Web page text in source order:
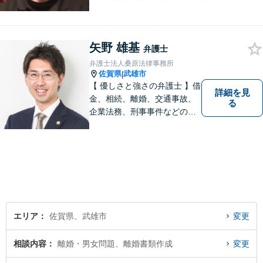
法書士などとも連携しワンス
トップで解決。難事件には他
弁護士と協力も。元調停委
員。
矢野 雄基 弁護士
弁護士法人桑原法律事務所
佐賀県|武雄市
【 優しさと強さの弁護士 】借
金、相続、離婚、交通事故、
企業法務、刑事事件などのご
詳細を見
る
エリア 佐賀県、武雄市 変更
相談内容 離婚・男女問題、離婚書類作成 変更